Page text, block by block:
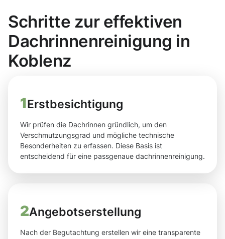
Schritte zur effektiven
Dachrinnenreinigung in
Koblenz
1Erstbesichtigung
Wir prüfen die Dachrinnen gründlich, um den
Verschmutzungsgrad und mögliche technische
Besonderheiten zu erfassen. Diese Basis ist
entscheidend für eine passgenaue dachrinnenreinigung.
2Angebotserstellung
Nach der Begutachtung erstellen wir eine transparente